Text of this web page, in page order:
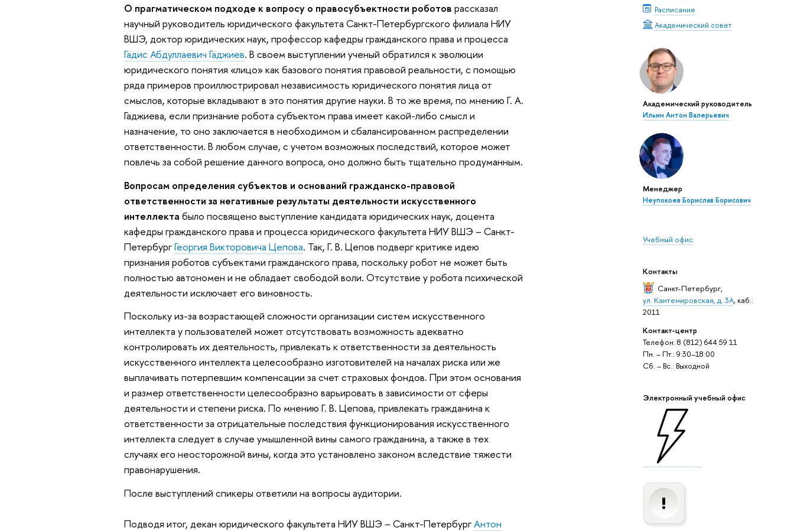
Расписание
Академический совет
Академический руководитель
Ильин Антон Валерьевич
Менеджер
Неупокоев Борислав Борисович
Учебный офис
Контакты
Санкт-Петербург,
ул. Кантемировская, д. 3А, каб.:
2011
Контакт-центр
Телефон: 8 (812) 644 59 11
Пн. – Пт.: 9:30–18:00
Сб. – Вс.: Выходной
Электронный учебный офис
О прагматическом подходе к вопросу о правосубъектности роботов рассказал
научный руководитель юридического факультета Санкт-Петербургского филиала НИУ
ВШЭ, доктор юридических наук, профессор кафедры гражданского права и процесса
Гадис Абдуллаевич Гаджиев. В своем выступлении ученый обратился к эволюции
юридического понятия «лицо» как базового понятия правовой реальности, с помощью
ряда примеров проиллюстрировал независимость юридического понятия лица от
смыслов, которые вкладывают в это понятия другие науки. В то же время, по мнению Г. А.
Гаджиева, если признание робота субъектом права имеет какой-либо смысл и
назначение, то оно заключается в необходимом и сбалансированном распределении
ответственности. В любом случае, с учетом возможных последствий, которое может
повлечь за собой решение данного вопроса, оно должно быть тщательно продуманным.
Вопросам определения субъектов и оснований гражданско-правовой
ответственности за негативные результаты деятельности искусственного
интеллекта было посвящено выступление кандидата юридических наук, доцента
кафедры гражданского права и процесса юридического факультета НИУ ВШЭ – Санкт-
ПетербургГеоргия Викторовича Цепова. Так, Г. В. Цепов подверг критике идею
признания роботов субъектами гражданского права, поскольку робот не может быть
полностью автономен и не обладает свободой воли. Отсутствие у робота психической
деятельности исключает его виновность.
Поскольку из-за возрастающей сложности организации систем искусственного
интеллекта у пользователей может отсутствовать возможность адекватно
контролировать их деятельность, привлекать к ответственности за деятельность
искусственного интеллекта целесообразно изготовителей на началах риска или же
выплачивать потерпевшим компенсации за счет страховых фондов. При этом основания
и размер ответственности целесообразно варьировать в зависимости от сферы
деятельности и степени риска. По мнению Г. В. Цепова, привлекать гражданина к
ответственности за отрицательные последствия функционирования искусственного
интеллекта следует в случае умышленной вины самого гражданина, а также в тех
случаях его неосторожной вины, когда это установлено законом вследствие тяжести
правонарушения.
После выступлений спикеры ответили на вопросы аудитории.
Подводя итог, декан юридического факультета НИУ ВШЭ – Санкт-ПетербургАнтон